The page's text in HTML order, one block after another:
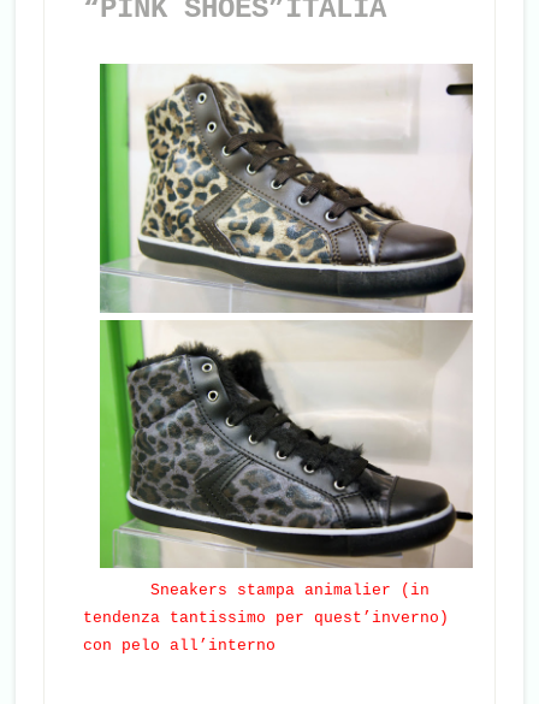
“PINK SHOES”ITALIA
Sneakers stampa animalier (in
tendenza tantissimo per quest’inverno)
con pelo all’interno